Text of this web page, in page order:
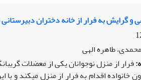
اثر غیرمستقیم مثبت داشتند. ویژگی
یافته­های این پژوهش، ویژگی­های
می­شود که نظام­های آموزشی مانند
و هوش فرهنگی فراگیران را سنجش
و گرایش به فرار از خانه دختران
طاهره الهی
فرار از منزل نوجوانان یکی از معضلات
خانواده اقدام به فرار از منزل می­کند و